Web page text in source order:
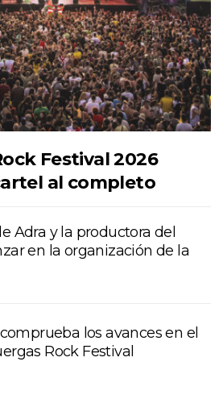
Festival 2026
al completo
Adra y la productora del
en la organización de la
los avances en el
Rock Festival